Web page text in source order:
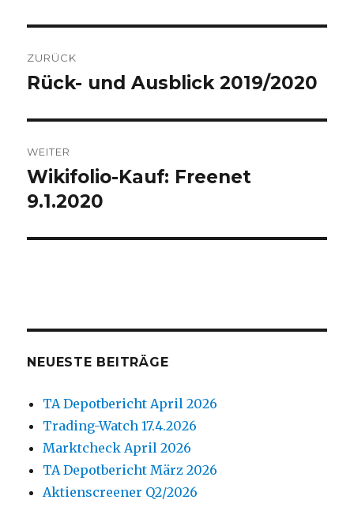
ZURÜCK
Vorheriger
Rück- und Ausblick 2019/2020
WEITER
Nächster
Beitrag:
Wikifolio-Kauf: Freenet
9.1.2020
NEUESTE BEITRÄGE
TA Depotbericht April 2026
Trading-Watch 17.4.2026
Marktcheck April 2026
TA Depotbericht März 2026
Aktienscreener Q2/2026